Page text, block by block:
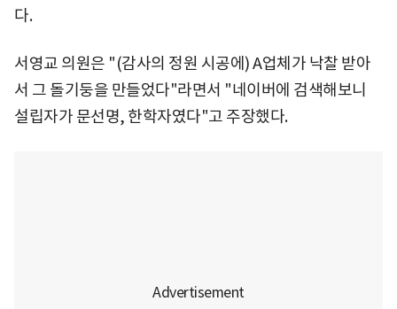
다.
서영교 의원은 "(감사의 정원 시공에) A업체가 낙찰 받아
서 그 돌기둥을 만들었다"라면서 "네이버에 검색해보니
설립자가 문선명, 한학자였다"고 주장했다.